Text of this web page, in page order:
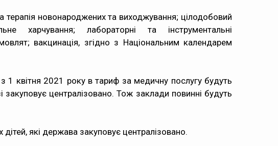
новонароджених та виходжування; цілодобовий
харчування; лабораторні та інструментальні
вакцинація, згідно з Національним календарем
1 квітня 2021 року в тариф за медичну послугу будуть
централізовано. Тож заклади повинні будуть
які держава закуповує централізовано.